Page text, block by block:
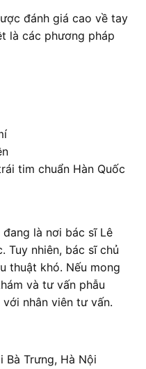
đánh giá cao về tay
là các phương pháp
tim chuẩn Hàn Quốc
là nơi bác sĩ Lê
Tuy nhiên, bác sĩ chủ
thuật khó. Nếu mong
và tư vấn phẫu
nhân viên tư vấn.
Bà Trưng, Hà Nội